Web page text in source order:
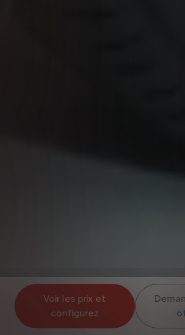
Voir les prix et
configurez